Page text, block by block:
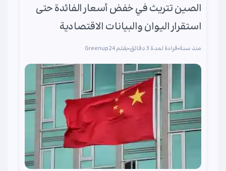
الصين تتريث في خفض أسعار الفائدة حتى
استقرار اليوان والبيانات الاقتصادية
منذ سنة قراءة لمدة 3 دقائق بقلم Greenup24